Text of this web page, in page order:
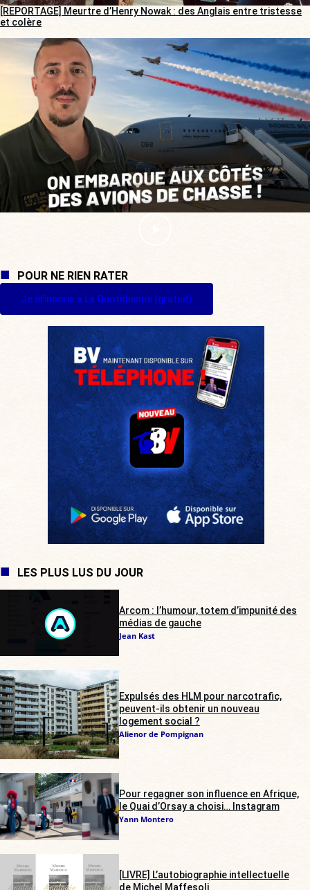
[REPORTAGE] Meurtre d’Henry Nowak : des Anglais entre tristesse
et colère
POUR NE RIEN RATER
Je m'inscris à La Quotidienne (gratuit)
LES PLUS LUS DU JOUR
Arcom : l’humour, totem d’impunité des
médias de gauche
Jean Kast
Expulsés des HLM pour narcotrafic,
peuvent-ils obtenir un nouveau
logement social ?
Alienor de Pompignan
Pour regagner son influence en Afrique,
le Quai d’Orsay a choisi… Instagram
Yann Montero
[LIVRE] L’autobiographie intellectuelle
de Michel Maffesoli